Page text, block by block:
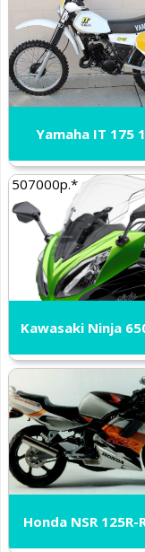
Yamaha IT 175
507000р.*
Kawasaki Ninja
Honda NSR 125R-